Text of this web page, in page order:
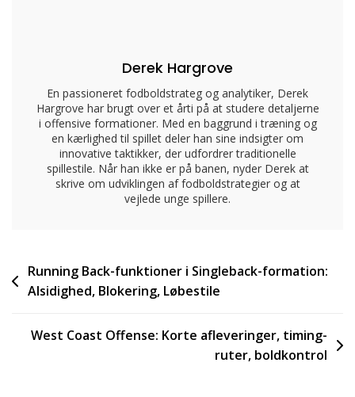
Derek Hargrove
En passioneret fodboldstrateg og analytiker, Derek
Hargrove har brugt over et årti på at studere detaljerne
i offensive formationer. Med en baggrund i træning og
en kærlighed til spillet deler han sine indsigter om
innovative taktikker, der udfordrer traditionelle
spillestile. Når han ikke er på banen, nyder Derek at
skrive om udviklingen af fodboldstrategier og at
vejlede unge spillere.
Post
navigation
Running Back-funktioner i Singleback-formation:
Alsidighed, Blokering, Løbestile
West Coast Offense: Korte afleveringer, timing-
ruter, boldkontrol